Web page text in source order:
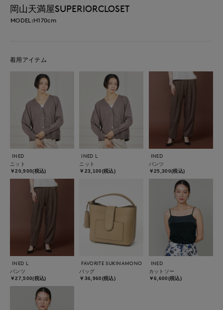
岡山天満屋SUPERIORCLOSET
MODEL:H170cm
着用アイテム
INED
ニット
￥20,900(税込)
INED L
ニット
￥23,100(税込)
INED
パンツ
￥25,300(税込)
INED L
パンツ
￥27,500(税込)
FAVORITE SUKINAMONO
バッグ
￥36,960(税込)
INED
カットソー
￥6,600(税込)